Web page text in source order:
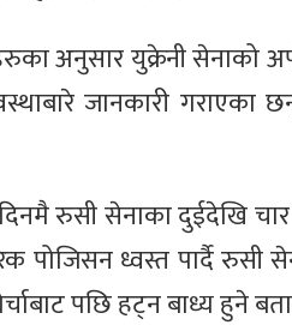
अनुसार युक्रेनी
जानकारी गराएका
दिनमै रुसी सेनाका दुईदेखि
पोजिसन ध्वस्त पार्दै रुसी
पछि हट्न बाध्य हुने